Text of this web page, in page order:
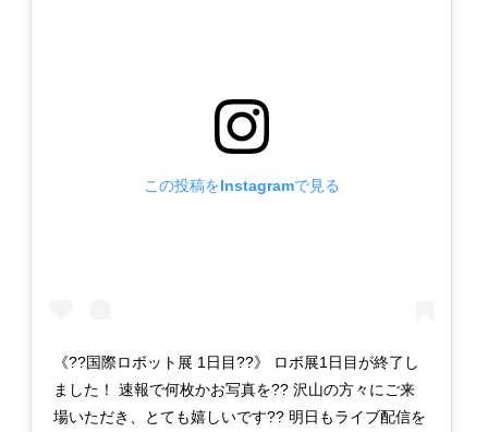
この投稿をInstagramで見る
《??国際ロボット展 1日目??》 ロボ展1日目が終了し
ました！ 速報で何枚かお写真を?? 沢山の方々にご来
場いただき、とても嬉しいです?? 明日もライブ配信を